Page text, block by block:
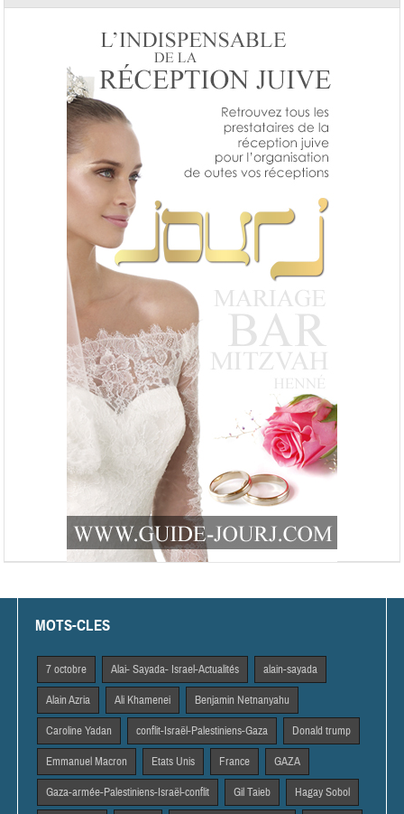
MOTS-CLES
7 octobre Alai- Sayada- Israel-Actualités alain-sayada
Alain Azria Ali Khamenei Benjamin Netnanyahu
Caroline Yadan conflit-Israël-Palestiniens-Gaza Donald trump
Emmanuel Macron Etats Unis France GAZA
Gaza-armée-Palestiniens-Israël-conflit Gil Taieb Hagay Sobol